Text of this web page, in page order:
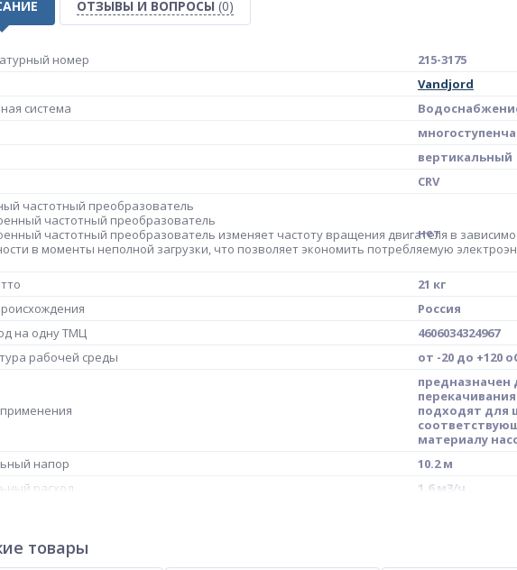
ОТЗЫВЫ И ВОПРОСЫ (0)
номер
215-3175
Vandjord
система
вертикальный
CRV
частотный преобразователь
частотный преобразователь
частотный преобразователь изменяет частоту вращения двигателя в
в моменты неполной загрузки, что позволяет экономить потребляемую
нет
21 кг
Россия
на одну ТМЦ
4606034324967
рабочей среды
от -20 до +120
предназначен
подходят для
материалу
напор
10.2 м
расход
1.6 м3/ч
рабочее давление, бар
товары